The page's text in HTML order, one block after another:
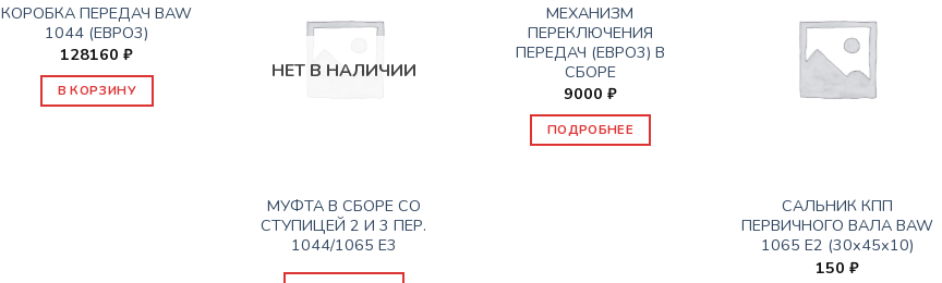
КОРОБКА ПЕРЕДАЧ BAW
1044 (ЕВРО3)
128160₽
В КОРЗИНУ
НЕТ В НАЛИЧИИ
МУФТА В СБОРЕ СО
СТУПИЦЕЙ 2 И 3 ПЕР.
1044/1065 Е3
МЕХАНИЗМ
ПЕРЕКЛЮЧЕНИЯ
ПЕРЕДАЧ (ЕВРО3) В
СБОРЕ
9000 ₽
ПОДРОБНЕЕ
САЛЬНИК КПП
ПЕРВИЧНОГО ВАЛА BAW
1065 Е2 (30х45х10)
150 ₽